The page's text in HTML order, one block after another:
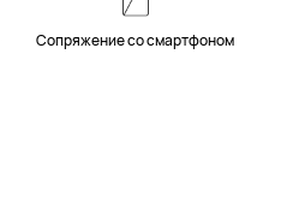
Сопряжение со смартфоном